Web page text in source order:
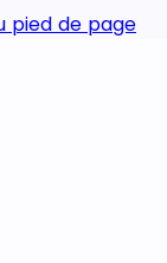
pied de page